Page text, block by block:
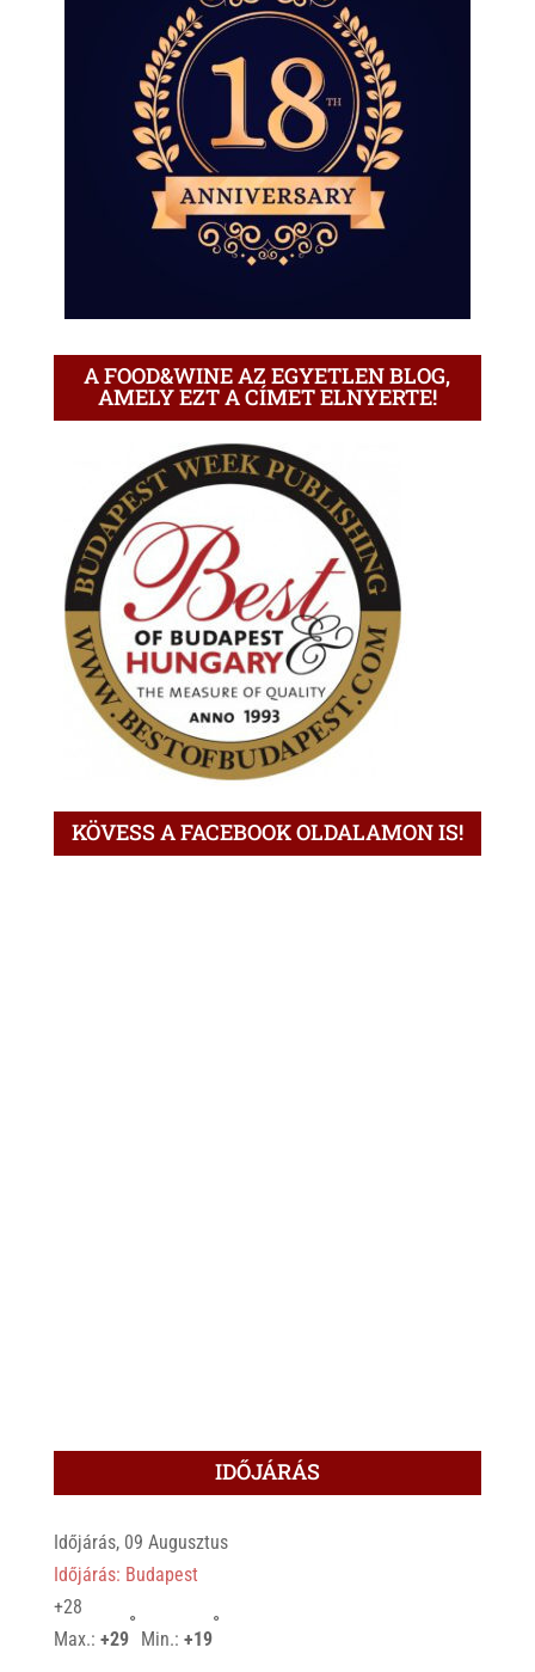
A FOOD&WINE AZ EGYETLEN BLOG,
AMELY EZT A CÍMET ELNYERTE!
KÖVESS A FACEBOOK OLDALAMON IS!
IDŐJÁRÁS
Időjárás, 09 Augusztus
Időjárás: Budapest
+28
Max.: +29
°
Min.: +19
°